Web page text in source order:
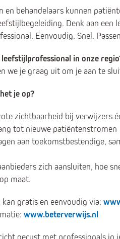
en behandelaars kunnen
Denk aan
Eenvoudig. Snel.
in onze
we je graag uit om je aan te
je op?
zichtbaarheid bij verwijzers
tot nieuwe patiëntenstromen
aan toekomstbestendige,
zich aansluiten, hoe
maat.
kan gratis en eenvoudig via:
www.beterverwijs.nl